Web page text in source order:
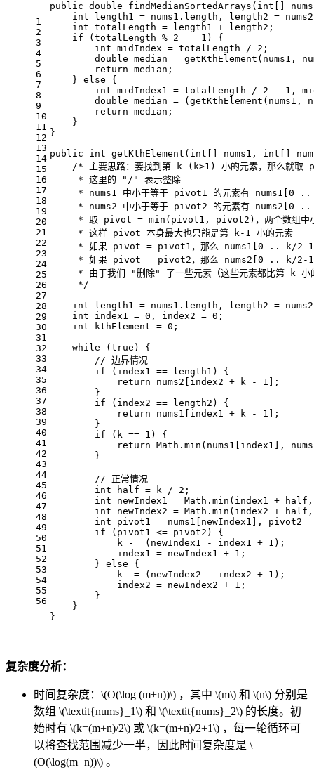
1
2
3
4
5
6
7
8
9
10
11
12
13
14
15
16
17
18
19
20
21
22
23
24
25
26
27
28
29
30
31
32
33
34
35
36
37
38
39
40
41
42
43
44
45
46
47
48
49
50
51
52
53
54
55
56
public double findMedianSortedArrays ( int []
int
length1 = nums1.length, length2 =
int totalLength = length1 + length2;
if (totalLength % 2 == 1 ) {
int midIndex = totalLength / 2 ;
double median = getKthElement(nums1,
return median;
    }
else {
int midIndex1 = totalLength / 2 - 1 ,
double median = (getKthElement(nums1,
return median;
    }
}
public
int getKthElement ( int [] nums1, int []
/* 主要思路：要找到第 k (k>1) 小的元素，那么
     * 这里的 "/" 表示整除
* nums1 中小于等于 pivot1 的元素有 nums1[0
* nums2 中小于等于 pivot2 的元素有 nums2[0
* 取 pivot = min(pivot1, pivot2)，两个数组中
     * 这样 pivot 本身最大也只能是第 k-1 小的元素
* 如果 pivot = pivot1，那么 nums1[0 .. k/2-1]
* 如果 pivot = pivot2，那么 nums2[0 .. k/2-1]
* 由于我们 "删除" 了一些元素（这些元素都比第 k 小
     */
int
length1 = nums1.length, length2 =
int
index1 = 0 , index2 = 0 ;
int
kthElement = 0 ;
while ( true ) {
// 边界情况
if (index1 == length1) {
return nums2[index2 + k - 1 ];
        }
if (index2 == length2) {
return nums1[index1 + k - 1 ];
        }
if (k == 1 ) {
return Math.min(nums1[index1],
        }
// 正常情况
int
half = k / 2 ;
int
newIndex1 = Math.min(index1 +
int
newIndex2 = Math.min(index2 +
int
pivot1 = nums1[newIndex1], pivot2
if (pivot1 <= pivot2) {
            k -= (newIndex1 - index1 +
1 );
            index1 = newIndex1 +
1 ;
        }
else {
            k -= (newIndex2 - index2 +
1 );
            index2 = newIndex2 +
1 ;
        }
    }
}
复杂度分析：
时间复杂度： \(O(\log (m+n))\) ，其中 \(m\) 和 \(n\) 分别是
数组 \(\textit{nums}_1\) 和 \(\textit{nums}_2\) 的长度。初
始时有 \(k=(m+n)/2\) 或 \(k=(m+n)/2+1\) ，每一轮循环可
以将查找范围减少一半，因此时间复杂度是 \
(O(\log(m+n))\) 。